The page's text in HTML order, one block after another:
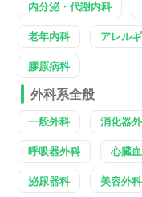
内分泌・代謝内科
老年内科 アレル
膠原病科
外科系全般
一般外科 消化器
呼吸器外科 心臓
泌尿器科 美容外科